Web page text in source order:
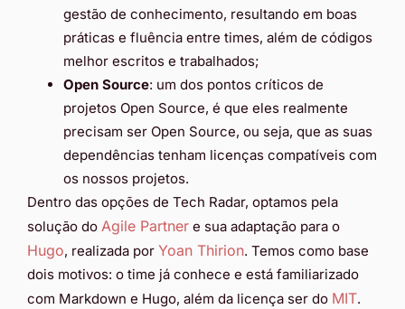
gestão de conhecimento, resultando em boas
práticas e fluência entre times, além de códigos
melhor escritos e trabalhados;
Open Source: um dos pontos críticos de
projetos Open Source, é que eles realmente
precisam ser Open Source, ou seja, que as suas
dependências tenham licenças compatíveis com
os nossos projetos.
Dentro das opções de Tech Radar, optamos pela
solução do Agile Partner e sua adaptação para o
Hugo, realizada por Yoan Thirion. Temos como base
dois motivos: o time já conhece e está familiarizado
com Markdown e Hugo, além da licença ser do MIT.